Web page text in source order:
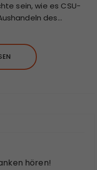
sein, wie es CSU-
des…
hören!